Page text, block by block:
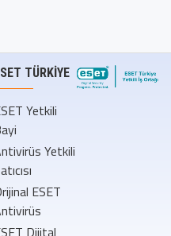
TÜRKIYE
Yetkili
Yetkili
ESET
Dijital